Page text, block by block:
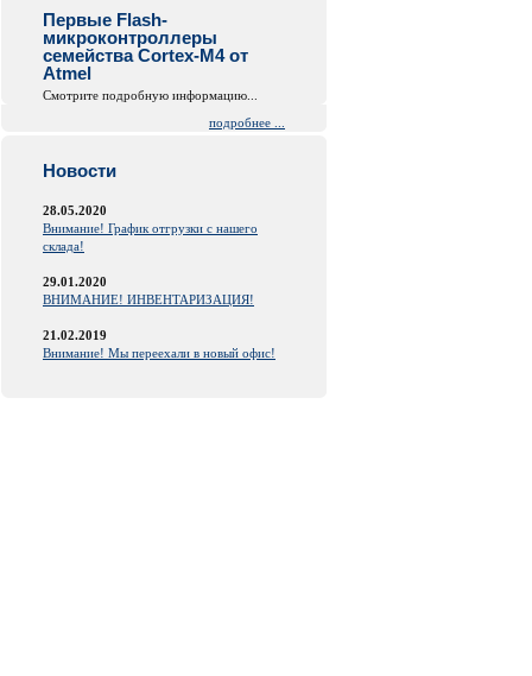
Первые Flash-
микроконтроллеры
семейства Cortex-M4 от
Atmel
Смотрите подробную информацию...
подробнее ...
Новости
28.05.2020
Внимание! График отгрузки с нашего
склада!
29.01.2020
ВНИМАНИЕ! ИНВЕНТАРИЗАЦИЯ!
21.02.2019
Внимание! Мы переехали в новый офис!